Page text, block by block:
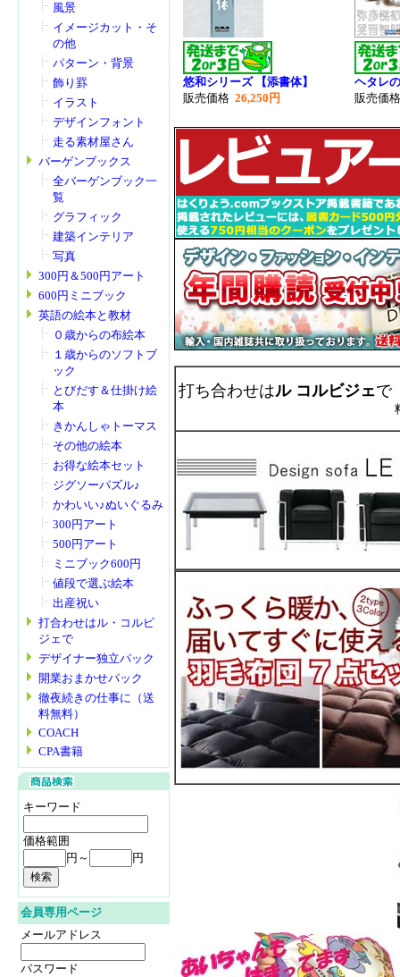
風景
イメージカット・そ
の他
パターン・背景
飾り罫
イラスト
デザインフォント
走る素材屋さん
バーゲンブックス
全バーゲンブック一
覧
グラフィック
建築インテリア
写真
300円＆500円アート
600円ミニブック
英語の絵本と教材
０歳からの布絵本
１歳からのソフトブ
ック
とびだす＆仕掛け絵
本
きかんしゃトーマス
その他の絵本
お得な絵本セット
ジグソーパズル♪
かわいい♪ぬいぐるみ
300円アート
500円アート
ミニブック600円
値段で選ぶ絵本
出産祝い
打合わせはル・コルビ
ジェで
デザイナー独立パック
開業おまかせパック
徹夜続きの仕事に（送
料無料）
COACH
CPA書籍
キーワード
価格範囲
円～
円
会員専用ページ
メールアドレス
パスワード
悠和シリーズ 【添書体】
販売価格 26,250円
ヘタレ
販売価
打ち合わせはル コルビジェで